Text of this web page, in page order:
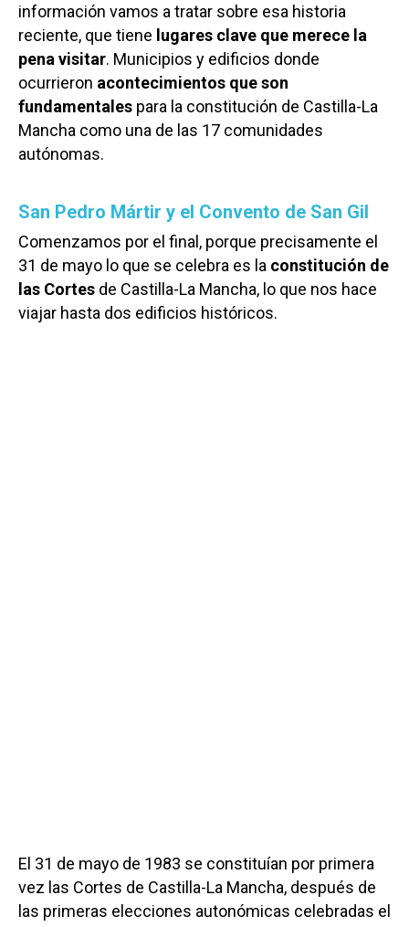
información vamos a tratar sobre esa historia
reciente, que tiene lugares clave que merece la
pena visitar. Municipios y edificios donde
ocurrieron acontecimientos que son
fundamentales para la constitución de Castilla-La
Mancha como una de las 17 comunidades
autónomas.
San Pedro Mártir y el Convento de San Gil
Comenzamos por el final, porque precisamente el
31 de mayo lo que se celebra es la constitución de
las Cortes de Castilla-La Mancha, lo que nos hace
viajar hasta dos edificios históricos.
El 31 de mayo de 1983 se constituían por primera
vez las Cortes de Castilla-La Mancha, después de
las primeras elecciones autonómicas celebradas el